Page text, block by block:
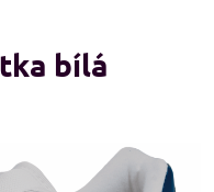
bílá